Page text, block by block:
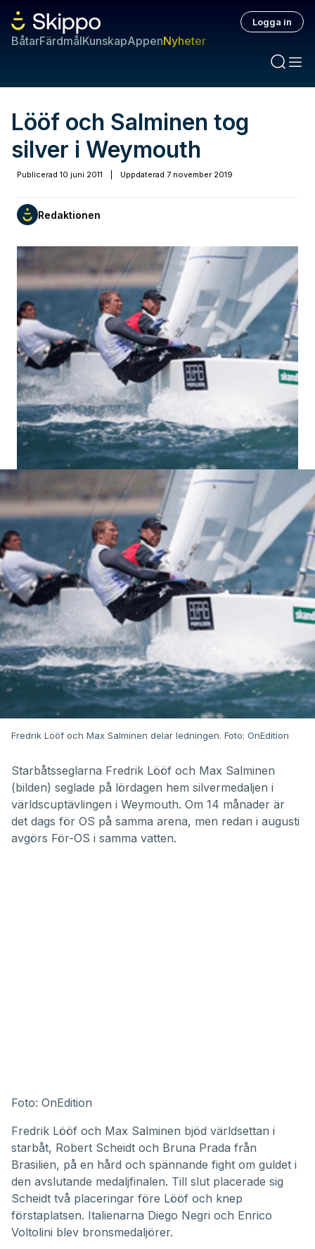
BåtarFärdmålKunskapAppenNyheter
Logga in
Lööf och Salminen tog
silver i Weymouth
Publicerad 10 juni 2011 Uppdaterad 7 november 2019
Redaktionen
Fredrik Lööf och Max Salminen delar ledningen. Foto: OnEdition
Starbåtsseglarna Fredrik Lööf och Max Salminen
(bilden) seglade på lördagen hem silvermedaljen i
världscuptävlingen i Weymouth. Om 14 månader är
det dags för OS på samma arena, men redan i augusti
avgörs För-OS i samma vatten.
Foto: OnEdition
Fredrik Lööf och Max Salminen bjöd världsettan i
starbåt, Robert Scheidt och Bruna Prada från
Brasilien, på en hård och spännande fight om guldet i
den avslutande medaljfinalen. Till slut placerade sig
Scheidt två placeringar före Lööf och knep
förstaplatsen. Italienarna Diego Negri och Enrico
Voltolini blev bronsmedaljörer.